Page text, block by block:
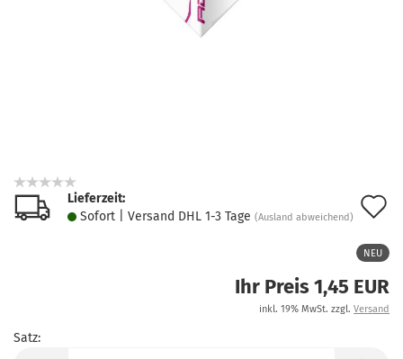
Lieferzeit:
Sofort | Versand DHL 1-3 Tage (Ausland abweichend)
NEU
Ihr Preis 1,45 EUR
inkl. 19% MwSt. zzgl. Versand
Satz: